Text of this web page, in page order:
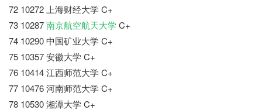
72 10272 上海财经大学 C+
73 10287南京航空航天大学C+
74 10290 中国矿业大学 C+
75 10357 安徽大学 C+
76 10414 江西师范大学 C+
77 10476 河南师范大学 C+
78 10530 湘潭大学 C+